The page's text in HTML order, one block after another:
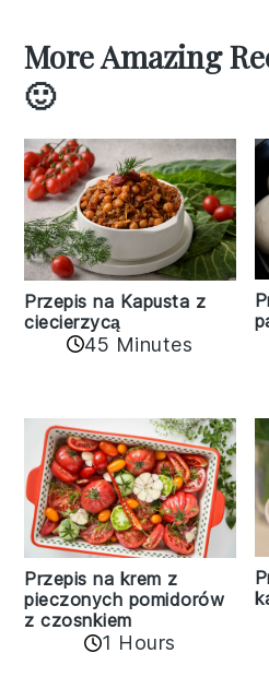
More Amazing
🙂
Przepis na Kapusta z
ciecierzycą
45 Minutes
Przepis na krem z
pieczonych pomidorów
z czosnkiem
1 Hours